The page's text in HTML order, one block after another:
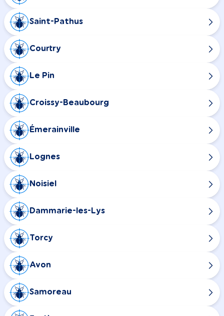
Saint-Pathus
Courtry
Le Pin
Croissy-Beaubourg
Émerainville
Lognes
Noisiel
Dammarie-les-Lys
Torcy
Avon
Samoreau